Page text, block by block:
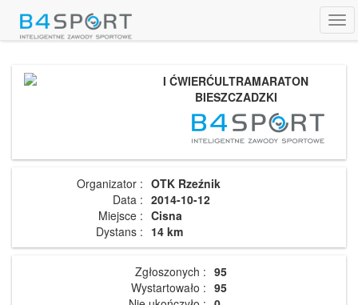
I ĆWIERĆULTRAMARATON
BIESZCZADZKI
Organizator : OTK Rzeźnik
Data : 2014-10-12
Miejsce : Cisna
Dystans : 14 km
Zgłoszonych : 95
Wystartowało : 95